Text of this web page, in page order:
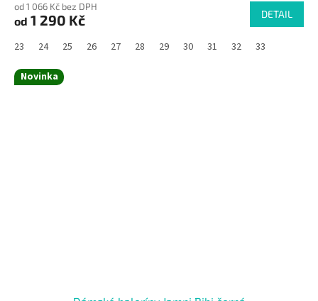
od 1 066 Kč bez DPH
od 1 290 Kč DETAIL
23 24 25 26 27 28 29 30 31 32 33
Novinka